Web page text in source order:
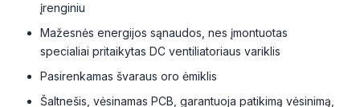
įrenginiu
Mažesnės energijos sąnaudos, nes įmontuotas
specialiai pritaikytas DC ventiliatoriaus variklis
Pasirenkamas švaraus oro ėmiklis
Šaltnešis, vėsinamas PCB, garantuoja patikimą vėsinimą,